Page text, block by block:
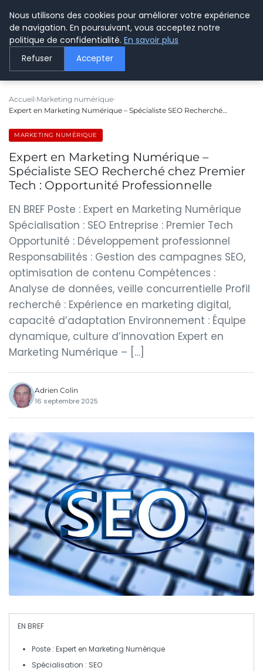
LE WEBMARKETING
Accueil Marketing numérique
Expert en Marketing Numérique – Spécialiste SEO Recherché…
MARKETING NUMÉRIQUE
Expert en Marketing Numérique –
Spécialiste SEO Recherché chez Premier
Tech : Opportunité Professionnelle
EN BREF Poste : Expert en Marketing Numérique
Spécialisation : SEO Entreprise : Premier Tech
Opportunité : Développement professionnel
Responsabilités : Gestion des campagnes SEO,
optimisation de contenu Compétences :
Analyse de données, veille concurrentielle Profil
recherché : Expérience en marketing digital,
capacité d’adaptation Environnement : Équipe
dynamique, culture d’innovation Expert en
Marketing Numérique – […]
Adrien Colin
16 septembre 2025
EN BREF
Poste : Expert en Marketing Numérique
Spécialisation : SEO
Nous utilisons des cookies pour améliorer votre expérience
de navigation. En poursuivant, vous acceptez notre
politique de confidentialité. En savoir plus
Refuser Accepter